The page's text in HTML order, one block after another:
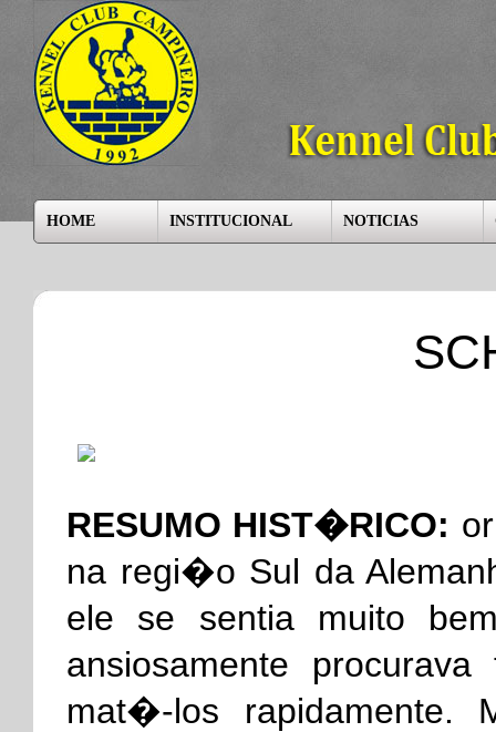
HOME INSTITUCIONAL NOTICIAS
RESUMO HIST�RICO:
na regi�o Sul da
ele se sentia muito
ansiosamente
mat�-los rapidamente.